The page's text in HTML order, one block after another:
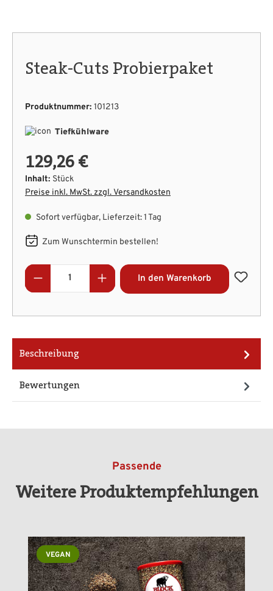
Steak-Cuts Probierpaket
Produktnummer: 101213
Tiefkühlware
129,26 €
Inhalt: Stück
Preise inkl. MwSt. zzgl. Versandkosten
Sofort verfügbar, Lieferzeit: 1 Tag
Zum Wunschtermin bestellen!
Produkt Anzahl: Gib den gewünschten
In den Warenkorb
Beschreibung
Bewertungen
Passende
Weitere Produktempfehlungen
VEGAN